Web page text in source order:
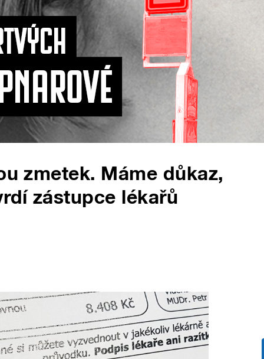
zmetek. Máme důkaz,
zástupce lékařů